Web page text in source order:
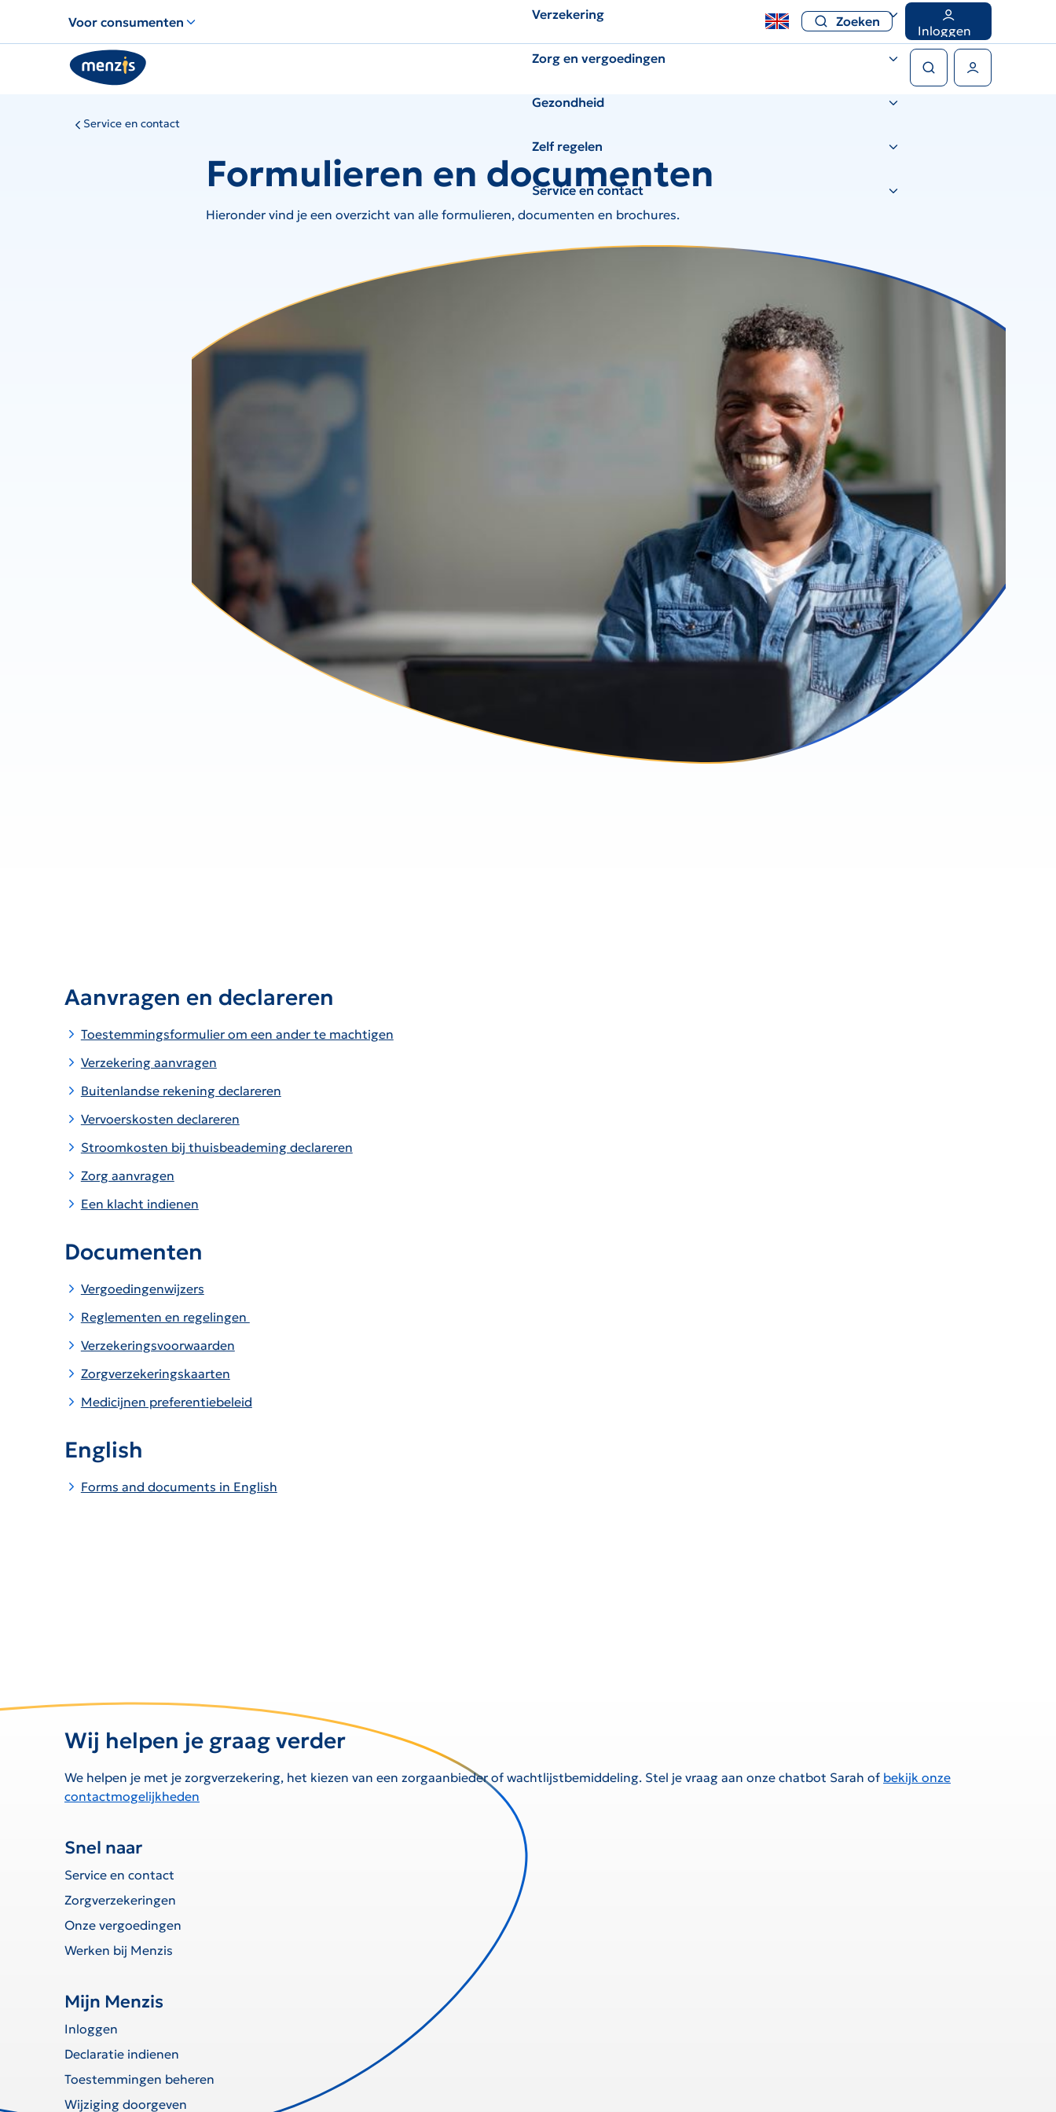
voor
snelle
navigatie
Voor consumenten Zoeken
Inloggen
Verzekering
Zorg en vergoedingen
Gezondheid
Zelf regelen
Service en contact
Service en contact
Formulieren en documenten
Hieronder vind je een overzicht van alle formulieren, documenten en brochures.
Aanvragen en declareren
Toestemmingsformulier om een ander te machtigen
Verzekering aanvragen
Buitenlandse rekening declareren
Vervoerskosten declareren
Stroomkosten bij thuisbeademing declareren
Zorg aanvragen
Een klacht indienen
Documenten
Vergoedingenwijzers
Reglementen en regelingen
Verzekeringsvoorwaarden
Zorgverzekeringskaarten
Medicijnen preferentiebeleid
English
Forms and documents in English
Wij helpen je graag verder
We helpen je met je zorgverzekering, het kiezen van een zorgaanbieder of wachtlijstbemiddeling. Stel je vraag aan onze chatbot Sarah of bekijk onze
contactmogelijkheden
Snel naar
Service en contact
Zorgverzekeringen
Onze vergoedingen
Werken bij Menzis
Mijn Menzis
Inloggen
Declaratie indienen
Toestemmingen beheren
Wijziging doorgeven